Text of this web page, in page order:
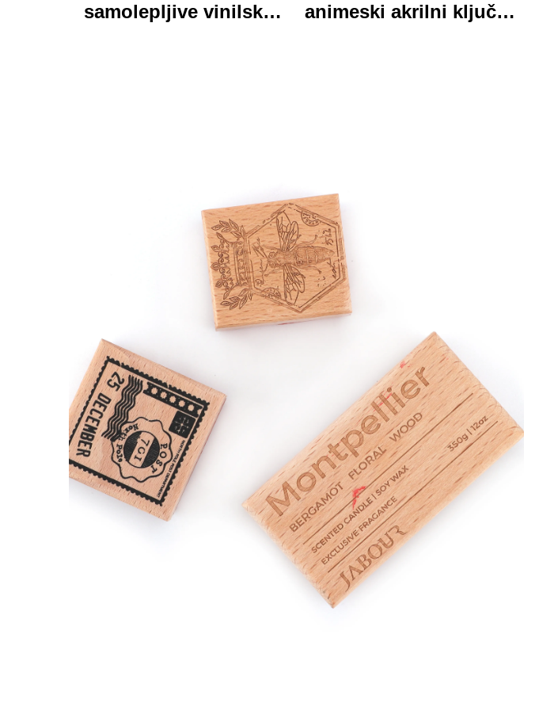
samolepljive vinilske
animeski akrilni ključnik